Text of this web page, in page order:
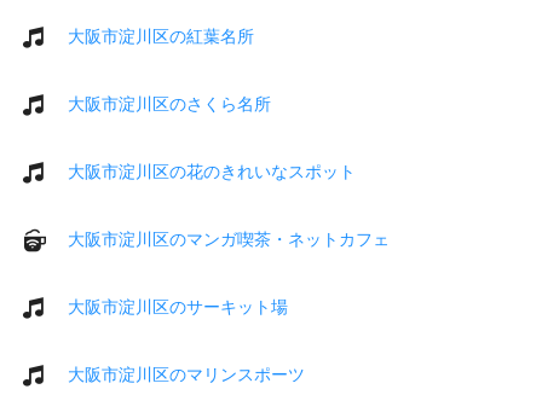
大阪市淀川区の紅葉名所
大阪市淀川区のさくら名所
大阪市淀川区の花のきれいなスポット
大阪市淀川区のマンガ喫茶・ネットカフェ
大阪市淀川区のサーキット場
大阪市淀川区のマリンスポーツ